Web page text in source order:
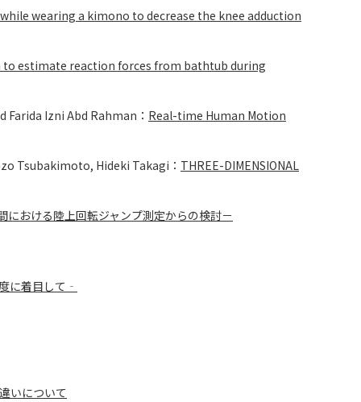
wearing a kimono to decrease the knee adduction
estimate reaction forces from bathtub during
Farida Izni Abd Rahman： Real-time Human Motion
Tsubakimoto, Hideki Takagi： THREE-DIMENSIONAL
おける陸上回転ジャンプ測定からの検討－
に着目して‐
いについて